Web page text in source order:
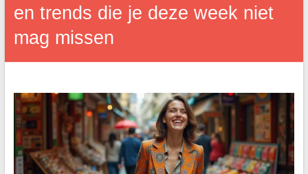
en trends die je deze week niet
mag missen